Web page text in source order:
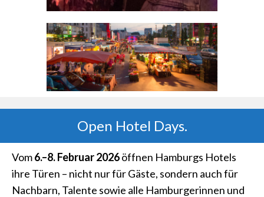
Open Hotel Days.
Vom6.–8. Februar 2026öffnen Hamburgs Hotels
ihre Türen – nicht nur für Gäste, sondern auch für
Nachbarn, Talente sowie alle Hamburgerinnen und